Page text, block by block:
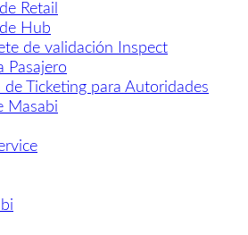
Retail
Hub
de validación Inspect
Pasajero
de Ticketing para Autoridades
Masabi